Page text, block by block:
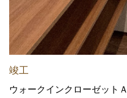
竣工
ウォークインクローゼットＡ